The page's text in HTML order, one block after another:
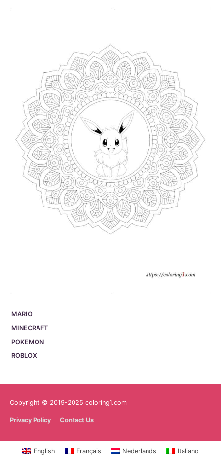
MARIO
MINECRAFT
POKEMON
ROBLOX
Copyright © 2019-2025 coloring1.com
Privacy Policy Contact Us
English Français Nederlands Italiano